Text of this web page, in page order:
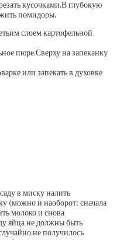
кусочками.В глубокую
помидоры.
слоем картофельной
пюре.Сверху на запеканку
или запекать в духовке
в миску налить
(можно и наоборот: сначала
молоко и снова
яйца не должны быть
не получилось